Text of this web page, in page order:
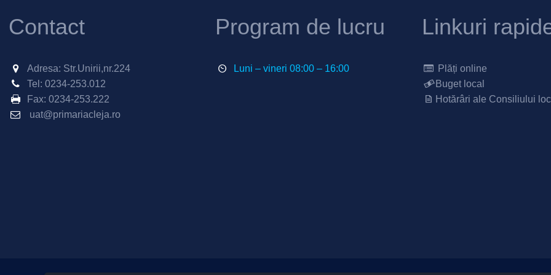
Contact
Adresa: Str.Unirii,nr.224
Tel: 0234-253.012
Fax: 0234-253.222
uat@primariacleja.ro
Program de lucru
Luni – vineri 08:00 – 16:00
Linkuri
Plăți online
Buget local
Hotărâri ale Consiliului